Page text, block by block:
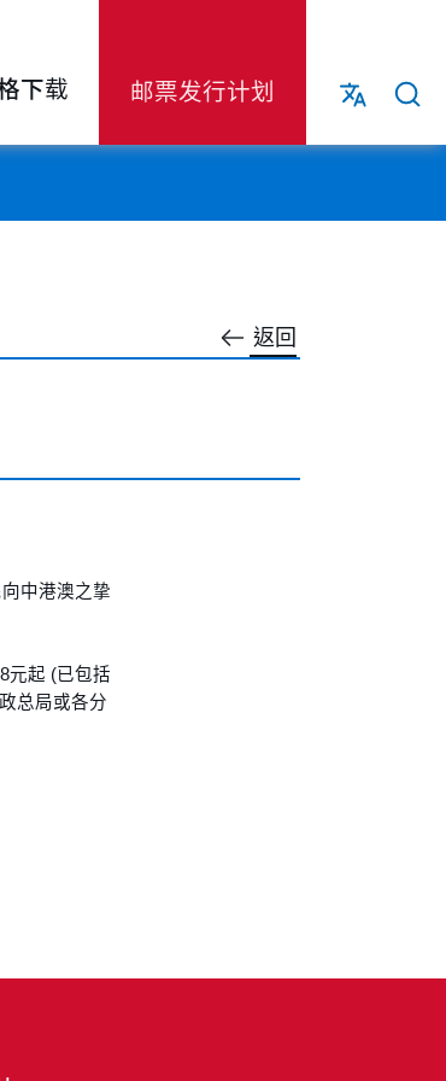
下载 邮票发行计划
返回
中港澳之挚
元起 (已包括
总局或各分